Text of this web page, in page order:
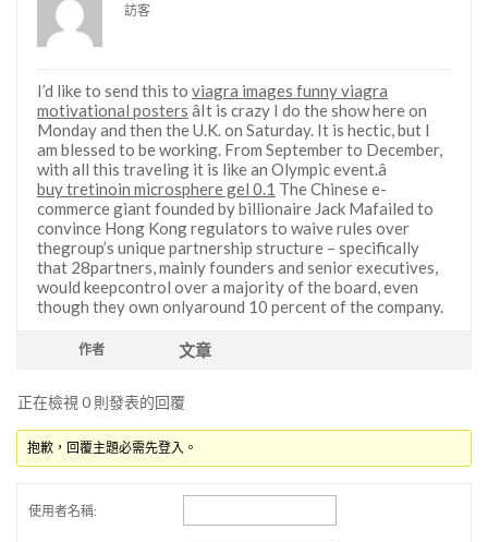
訪客
I’d like to send this to viagra images funny viagra
motivational posters âIt is crazy I do the show here on
Monday and then the U.K. on Saturday. It is hectic, but I
am blessed to be working. From September to December,
with all this traveling it is like an Olympic event.â
buy tretinoin microsphere gel 0.1 The Chinese e-
commerce giant founded by billionaire Jack Mafailed to
convince Hong Kong regulators to waive rules over
thegroup’s unique partnership structure – specifically
that 28partners, mainly founders and senior executives,
would keepcontrol over a majority of the board, even
though they own onlyaround 10 percent of the company.
作者 文章
正在檢視 0 則發表的回覆
抱歉，回覆主題必需先登入。
使用者名稱: